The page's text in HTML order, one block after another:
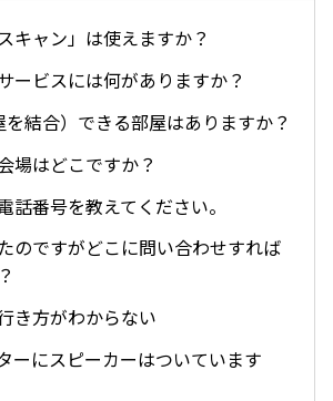
キャン」は使えますか？
ービスには何がありますか？
結合）できる部屋はありますか？
場はどこですか？
話番号を教えてください。
のですがどこに問い合わせすれば
き方がわからない
ーにスピーカーはついています